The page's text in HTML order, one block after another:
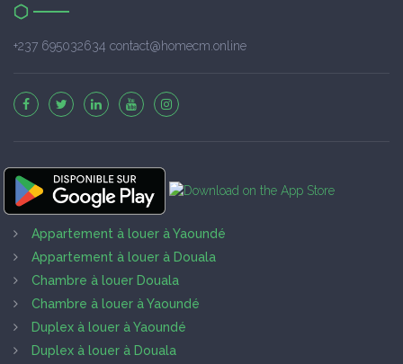
+237 695032634 contact@homecm.online
Appartement à louer à Yaoundé
Appartement à louer à Douala
Chambre à louer Douala
Chambre à louer à Yaoundé
Duplex à louer à Yaoundé
Duplex à louer à Douala